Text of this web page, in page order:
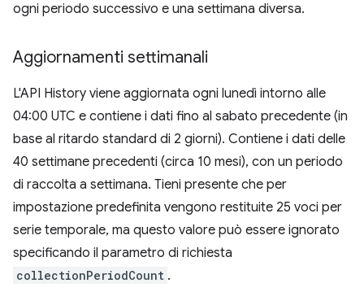
ogni periodo successivo e una settimana diversa.
Aggiornamenti settimanali
L'API History viene aggiornata ogni lunedì intorno alle
04:00 UTC e contiene i dati fino al sabato precedente (in
base al ritardo standard di 2 giorni). Contiene i dati delle
40 settimane precedenti (circa 10 mesi), con un periodo
di raccolta a settimana. Tieni presente che per
impostazione predefinita vengono restituite 25 voci per
serie temporale, ma questo valore può essere ignorato
specificando il parametro di richiesta
collectionPeriodCount .